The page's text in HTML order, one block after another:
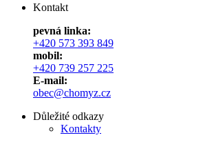
Kontakt
pevná linka:
+420 573 393 849
mobil:
+420 739 257 225
E-mail:
obec@chomyz.cz
Důležité odkazy
Kontakty